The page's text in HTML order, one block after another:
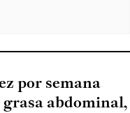
por semana
abdominal,